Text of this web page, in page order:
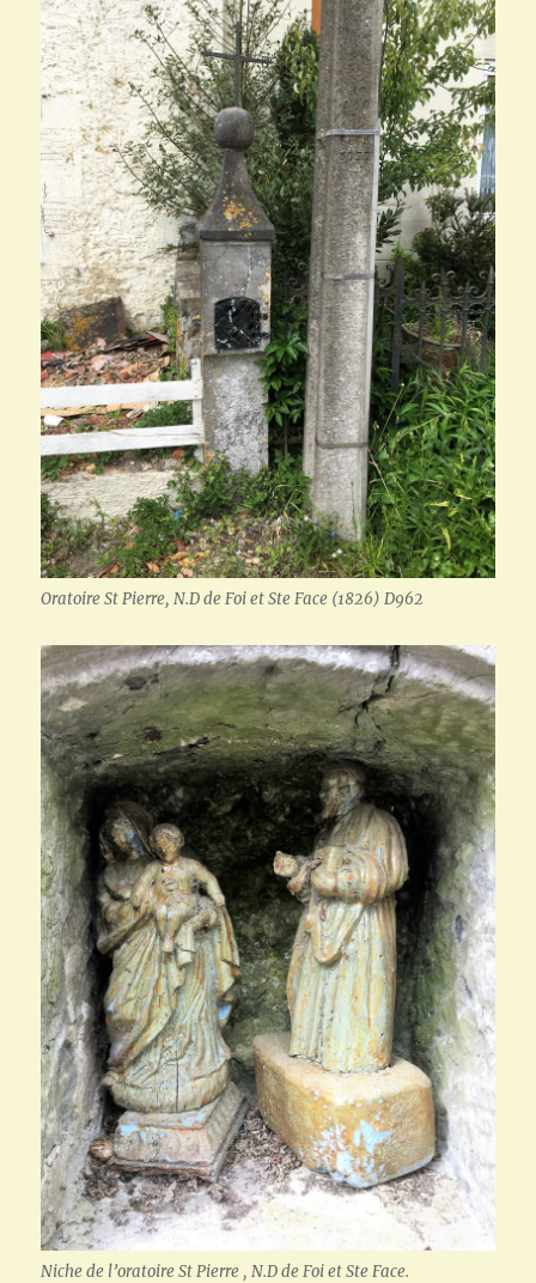
Oratoire St Pierre, N.D de Foi et Ste Face (1826) D962
Niche de l’oratoire St Pierre , N.D de Foi et Ste Face.